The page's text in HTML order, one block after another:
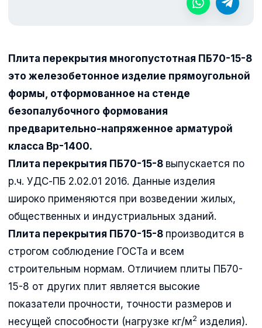
Плита перекрытия многопустотная ПБ70-15-8
это железобетонное изделие прямоугольной
формы, отформованное на стенде
безопалубочного формования
предварительно-напряженное арматурой
класса Вр-1400.
Плита перекрытия ПБ70-15-8 выпускается по
р.ч. УДС-ПБ 2.02.01 2016. Данные изделия
широко применяются при возведении жилых,
общественных и индустриальных зданий.
Плита перекрытия ПБ70-15-8 производится в
строгом соблюдение ГОСТа и всем
строительным нормам. Отличием плиты ПБ70-
15-8 от других плит является высокие
показатели прочности, точности размеров и
несущей способности (нагрузке кг/м2 изделия).